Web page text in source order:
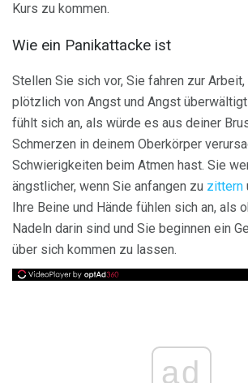
Kurs zu kommen.
Wie ein Panikattacke ist
Stellen Sie sich vor, Sie fahren zur Arbeit,
plötzlich von Angst und Angst
fühlt sich an, als würde es aus deiner
Schmerzen in deinem Oberkörper
Schwierigkeiten beim Atmen hast. Sie
ängstlicher, wenn Sie anfangen zu zittern
Ihre Beine und Hände fühlen sich an, als
Nadeln darin sind und Sie beginnen ein
über sich kommen zu lassen.
ad